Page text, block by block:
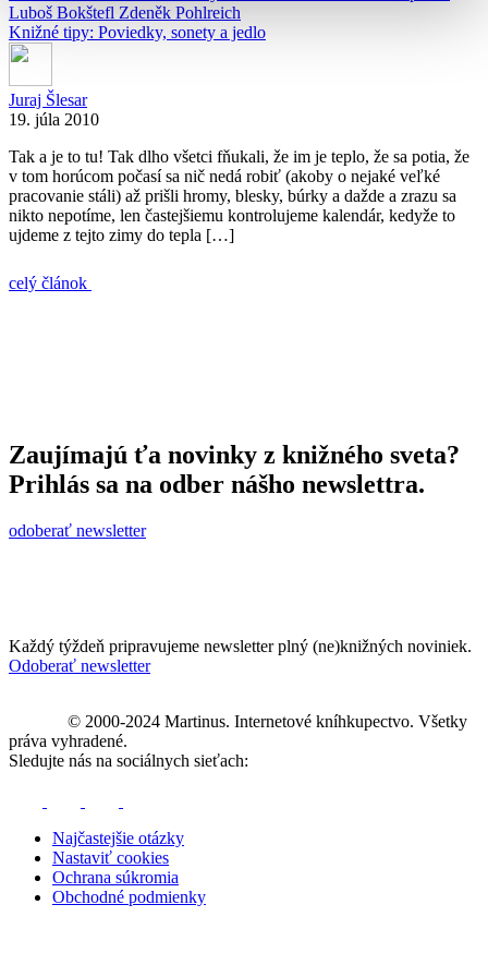
Luboš Bokštefl Zdeněk Pohlreich
Knižné tipy: Poviedky, sonety a jedlo
Juraj Šlesar
19. júla 2010
Tak a je to tu! Tak dlho všetci fňukali, že im je teplo, že sa potia, že
v tom horúcom počasí sa nič nedá robiť (akoby o nejaké veľké
pracovanie stáli) až prišli hromy, blesky, búrky a dažde a zrazu sa
nikto nepotíme, len častejšiemu kontrolujeme kalendár, kedyže to
ujdeme z tejto zimy do tepla […]
celý článok
Zaujímajú ťa novinky z knižného sveta?
Prihlás sa na odber nášho newslettra.
odoberať newsletter
Každý týždeň pripravujeme newsletter plný (ne)knižných noviniek.
Odoberať newsletter
© 2000-2024 Martinus. Internetové kníhkupectvo. Všetky
práva vyhradené.
Sledujte nás na sociálnych sieťach:
Najčastejšie otázky
Nastaviť cookies
Ochrana súkromia
Obchodné podmienky